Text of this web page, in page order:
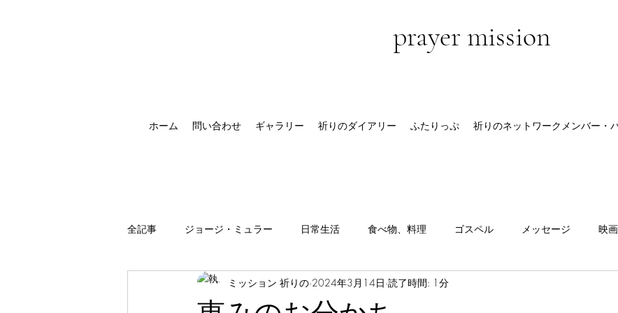
prayer mission
ホーム 問い合わせ ギャラリー 祈りのダイアリー ふたりっぷ 祈りのネットワークメンバー・
全記事 ジョージ・ミュラー 日常生活 食べ物、料理 ゴスペル メッセージ 映画
祈りの恵みの現れミッション 祈りの 2024年3月14日 読了時間: 1分